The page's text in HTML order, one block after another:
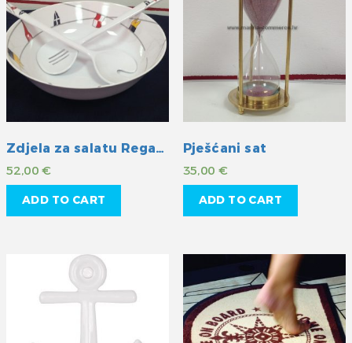
Zdjela za salatu Regata 3/1
52,00€
ADD TO CART
Pješćani sat
35,00€
ADD TO CART